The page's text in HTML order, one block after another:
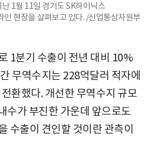
1월 11일 경기도 SK하이닉스
현장을 살펴보고 있다. /산업통상자원부
1분기 수출이 전년 대비 10%
무역수지는 228억달러 적자에
환했다. 개선한 무역수지 규모
수가 부진한 가운데 앞으로도
수출이 견인할 것이란 관측이